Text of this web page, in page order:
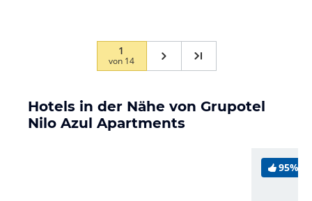
1
von 14
Hotels in der Nähe von Grupotel
Nilo Azul Apartments
95%